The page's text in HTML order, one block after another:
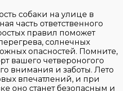
собаки на улице в
часть ответственного
правил поможет
солнечных
опасностей. Помните,
вашего четвероногого
внимания и заботы. Лето
впечатлений, и при
оно станет безопасным и